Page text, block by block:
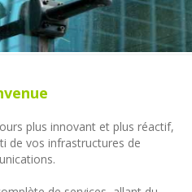
plus innovant et plus réactif,
de vos infrastructures de